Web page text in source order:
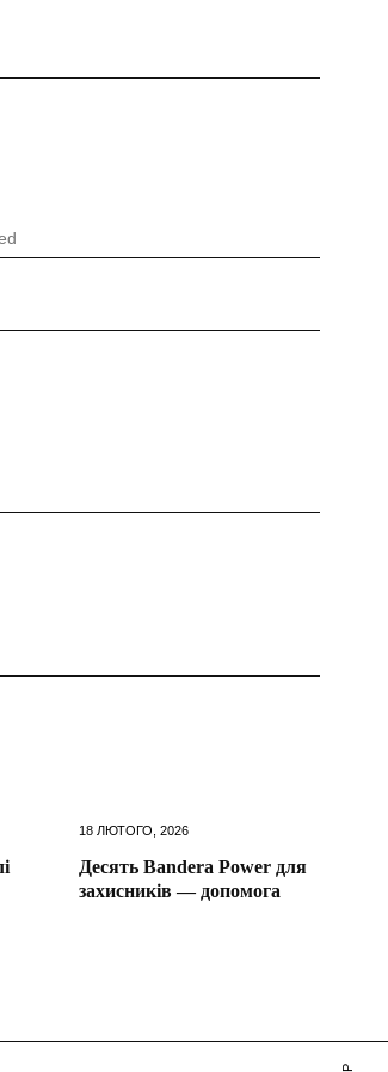
18 ЛЮТОГО, 2026
Десять Bandera Power для
захисників — допомога